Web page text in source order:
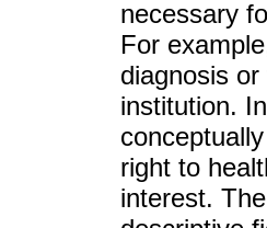
necessary
For
diagnosis
institution.
right to
interest.